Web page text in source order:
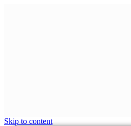
Skip to content